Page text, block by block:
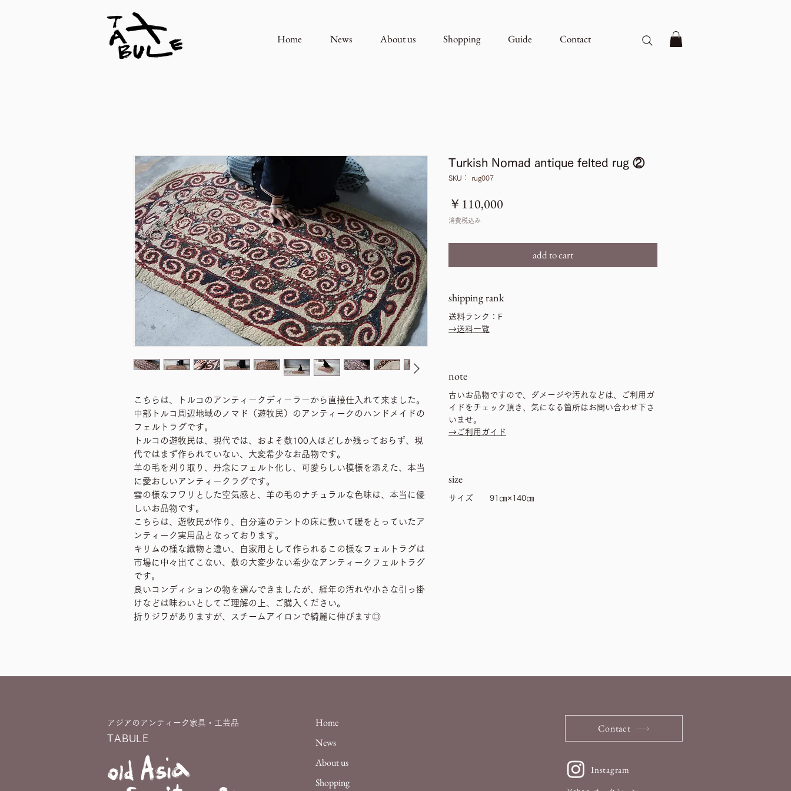
Home News About us Shopping Guide Contact
こちらは、トルコのアンティークディーラーから直接仕入れて来ました。
中部トルコ周辺地域のノマド（遊牧民）のアンティークのハンドメイドの
フェルトラグです。
トルコの遊牧民は、現代では、およそ数100人ほどしか残っておらず、現
代ではまず作られていない、大変希少なお品物です。
羊の毛を刈り取り、丹念にフェルト化し、可愛らしい模様を添えた、本当
に愛おしいアンティークラグです。
雲の様なフワリとした空気感と、羊の毛のナチュラルな色味は、本当に優
しいお品物です。
こちらは、遊牧民が作り、自分達のテントの床に敷いて暖をとっていたア
ンティーク実用品となっております。
キリムの様な織物と違い、自家用として作られるこの様なフェルトラグは
市場に中々出てこない、数の大変少ない希少なアンティークフェルトラグ
です。
良いコンディションの物を選んできましたが、経年の汚れや小さな引っ掛
けなどは味わいとしてご理解の上、ご購入ください。
折りジワがありますが、スチームアイロンで綺麗に伸びます◎
Turkish Nomad antique felted rug ②
SKU： rug007
￥110,000
消費税込み
add to cart
shipping rank
送料ランク：F
→送料一覧
note
古いお品物ですので、ダメージや汚れなどは、ご利用ガ
イドをチェック頂き、気になる箇所はお問い合わせ下さ
いませ。
→ご利用ガイド
size
サイズ 91㎝×140㎝
アジアのアンティーク家具・工芸品
TABULE
Home
News
About us
Shopping
Contact
Instagram